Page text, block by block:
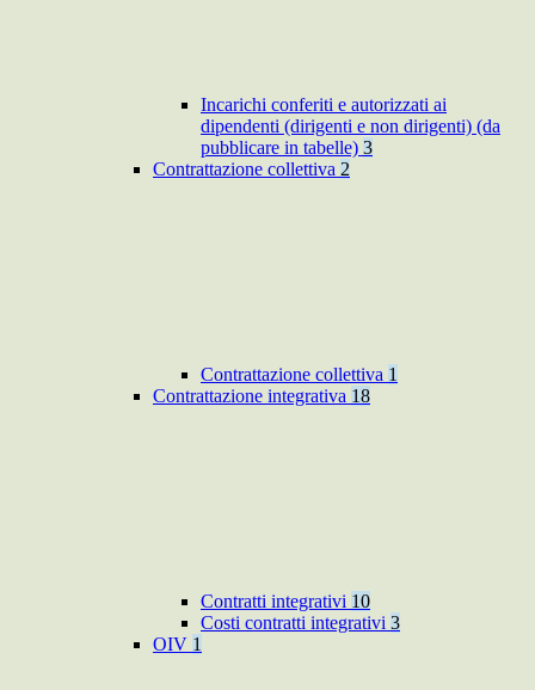
Incarichi conferiti e autorizzati ai
dipendenti (dirigenti e non dirigenti) (da
pubblicare in tabelle) 3
Contrattazione collettiva 2
Contrattazione collettiva 1
Contrattazione integrativa 18
Contratti integrativi 10
Costi contratti integrativi 3
OIV 1